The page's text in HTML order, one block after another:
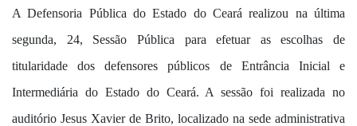
A Defensoria Pública do Estado do Ceará realizou na última
segunda, 24, Sessão Pública para efetuar as escolhas de
titularidade dos defensores públicos de Entrância Inicial e
Intermediária do Estado do Ceará. A sessão foi realizada no
auditório Jesus Xavier de Brito, localizado na sede administrativa